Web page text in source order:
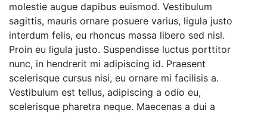
molestie augue dapibus euismod. Vestibulum
sagittis, mauris ornare posuere varius, ligula justo
interdum felis, eu rhoncus massa libero sed nisl.
Proin eu ligula justo. Suspendisse luctus porttitor
nunc, in hendrerit mi adipiscing id. Praesent
scelerisque cursus nisi, eu ornare mi facilisis a.
Vestibulum est tellus, adipiscing a odio eu,
scelerisque pharetra neque. Maecenas a dui a